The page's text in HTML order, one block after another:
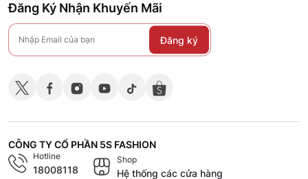
Đăng Ký Nhận Khuyến Mãi
Đăng ký
CÔNG TY CỔ PHẦN 5S FASHION
Hotline
18008118
Shop
Hệ thống các cửa hàng